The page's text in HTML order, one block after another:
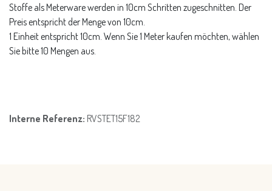
Stoffe als Meterware werden in 10cm Schritten zugeschnitten. Der
Preis entspricht der Menge von 10cm.
1 Einheit entspricht 10cm. Wenn Sie 1 Meter kaufen möchten, wählen
Sie bitte 10 Mengen aus.
Interne Referenz: RVSTET15F182